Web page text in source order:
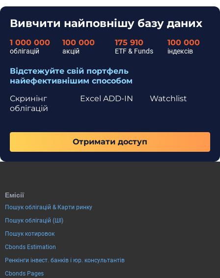
Вивчити найповнішу базу даних
1 000 000
облігацій
100 000
акцій
175 910
ETF & Funds
100 000
індексів
Відстежуйте свій портфель
найефективнішим способом
Скринінг
облігацій
Watchlist
Excel ADD-IN
Отримати доступ
Емісії
Пошук облігацій & Карти ринку
Пошук облігацій (ШІ)
Пошук котировок
Cbonds Estimation
Ренкінги інвест. банків і юр. консультантів
Cbonds Pages